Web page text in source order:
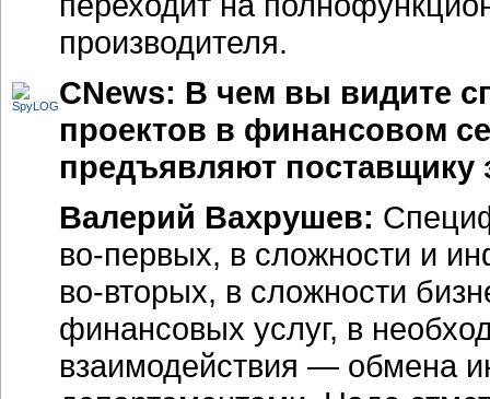
производителя.
CNews: В чем вы видите
проектов в финансовом
предъявляют поставщику
Валерий Вахрушев:
во-первых, в сложности и
во-вторых, в сложности
финансовых услуг, в
взаимодействия — обмена